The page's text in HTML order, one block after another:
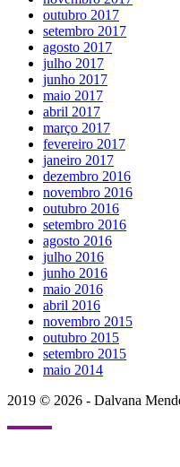
outubro 2017
setembro 2017
agosto 2017
julho 2017
junho 2017
maio 2017
abril 2017
março 2017
fevereiro 2017
janeiro 2017
dezembro 2016
novembro 2016
outubro 2016
setembro 2016
agosto 2016
julho 2016
junho 2016
maio 2016
abril 2016
novembro 2015
outubro 2015
setembro 2015
maio 2014
2019 © 2026 - Dalvana